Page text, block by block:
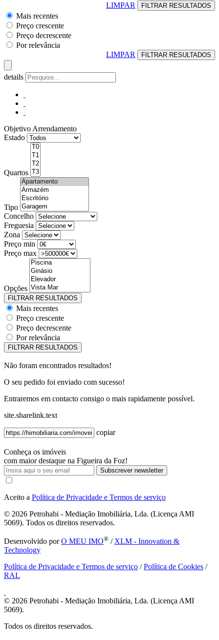
LIMPAR
Mais recentes
Preço crescente
Preço decrescente
Por relevância
LIMPAR
details
Objetivo Arrendamento
Estado
Quartos
Tipo
Concelho
Freguesia
Zona
Preço min
Preço max
Opções
Mais recentes
Preço crescente
Preço decrescente
Por relevância
Não foram encontrados resultados!
O seu pedido foi enviado com sucesso!
Entraremos em contacto consigo o mais rapidamente possível.
site.sharelink.text
copiar
Conheça os imóveis
com maior destaque na Figueira da Foz!
Subscrever newsletter
Aceito a Política de Privacidade e Termos de serviço
© 2026 Petrohabi - Mediação Imobiliária, Lda. (Licença AMI
5069). Todos os direitos reservados.
Desenvolvido porO MEU IMO® / XLM - Innovation &
Technology
Política de Privacidade e Termos de serviço /Política de Cookies /
RAL
© 2026 Petrohabi - Mediação Imobiliária, Lda. (Licença AMI
5069).
Todos os direitos reservados.